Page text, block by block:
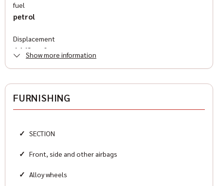
fuel
petrol
Displacement
6,162 cm³
all wheel drive
Sports car
Show more information
FURNISHING
✓ SECTION
✓ Front, side and other airbags
✓ Alloy wheels